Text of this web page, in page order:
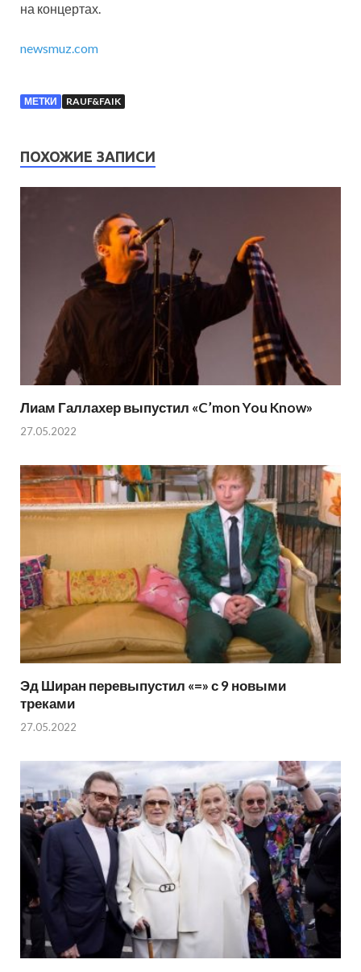
на концертах.
newsmuz.com
МЕТКИ RAUF&FAIK
ПОХОЖИЕ ЗАПИСИ
Лиам Галлахер выпустил «C’mon You Know»
27.05.2022
Эд Ширан перевыпустил «=» с 9 новыми
треками
27.05.2022